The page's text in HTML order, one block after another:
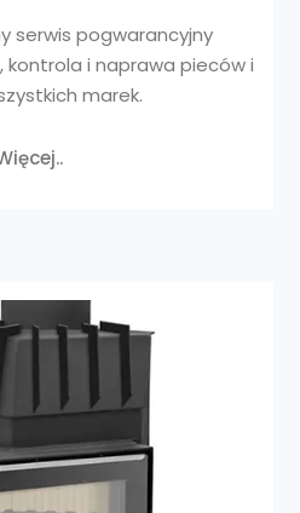
serwis pogwarancyjny
kontrola i naprawa pieców i
marek.